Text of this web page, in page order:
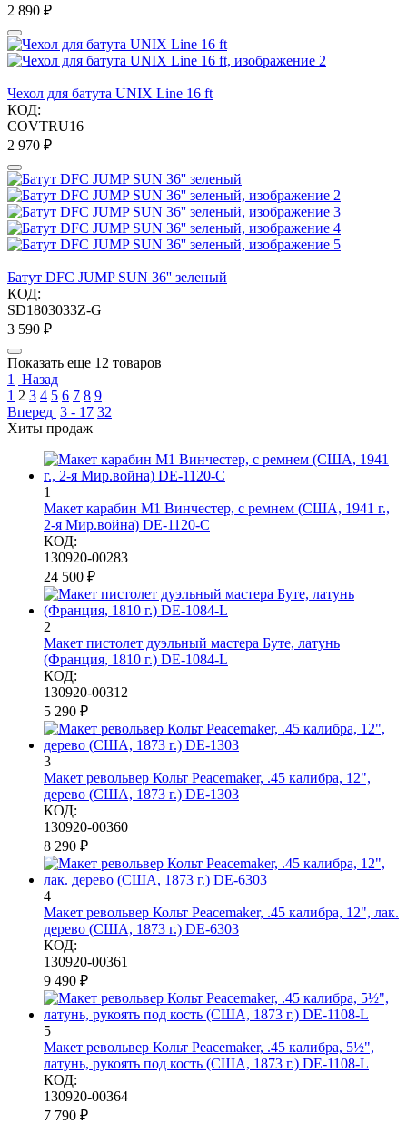
2 890 ₽
Чехол для батута UNIX Line 16 ft
КОД:
COVTRU16
2 970 ₽
Батут DFC JUMP SUN 36'' зеленый
КОД:
SD1803033Z-G
3 590 ₽
Показать еще 12 товаров
1
Назад
1 2 3 4 5 6 7 8 9
Вперед 3 - 17 32
Хиты продаж
1
Макет карабин М1 Винчестер, с ремнем (США, 1941 г.,
2-я Мир.война) DE-1120-C
КОД:
130920-00283
24 500 ₽
2
Макет пистолет дуэльный мастера Буте, латунь
(Франция, 1810 г.) DE-1084-L
КОД:
130920-00312
5 290 ₽
3
Макет револьвер Кольт Peacemaker, .45 калибра, 12",
дерево (США, 1873 г.) DE-1303
КОД:
130920-00360
8 290 ₽
4
Макет револьвер Кольт Peacemaker, .45 калибра, 12", лак.
дерево (США, 1873 г.) DE-6303
КОД:
130920-00361
9 490 ₽
5
Макет револьвер Кольт Peacemaker, .45 калибра, 5½",
латунь, рукоять под кость (США, 1873 г.) DE-1108-L
КОД:
130920-00364
7 790 ₽